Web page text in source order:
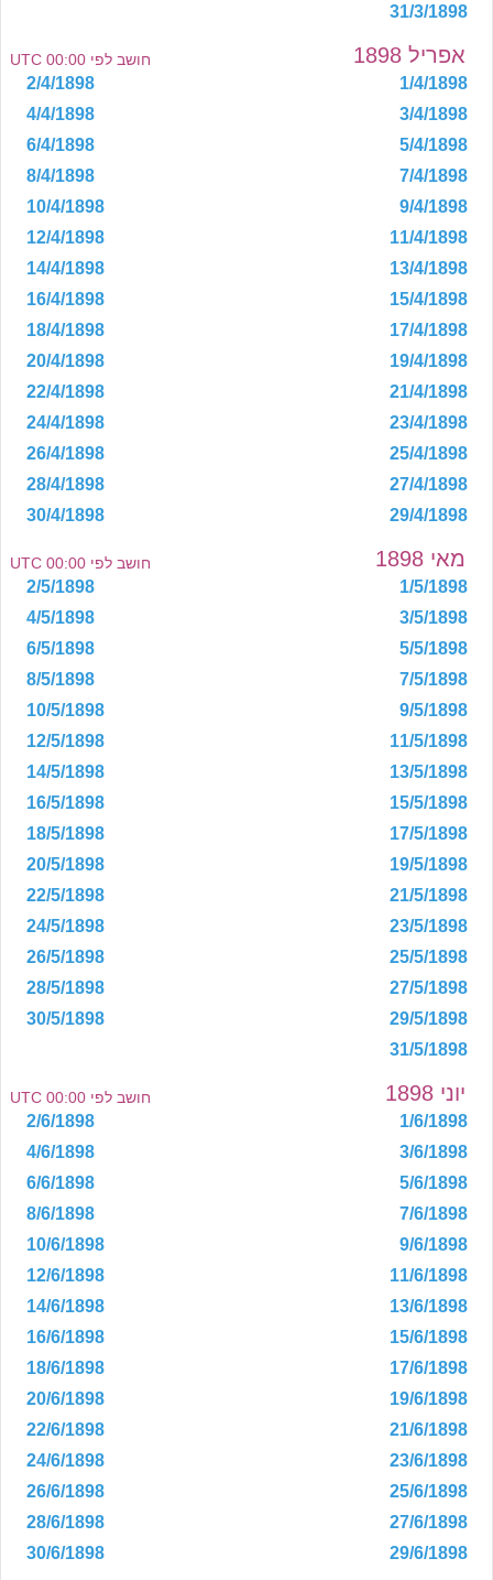
31/3/1898
אפריל 1898 חושב לפי 00:00 UTC
1/4/1898
2/4/1898
3/4/1898
4/4/1898
5/4/1898
6/4/1898
7/4/1898
8/4/1898
9/4/1898
10/4/1898
11/4/1898
12/4/1898
13/4/1898
14/4/1898
15/4/1898
16/4/1898
17/4/1898
18/4/1898
19/4/1898
20/4/1898
21/4/1898
22/4/1898
23/4/1898
24/4/1898
25/4/1898
26/4/1898
27/4/1898
28/4/1898
29/4/1898
30/4/1898
מאי 1898 חושב לפי 00:00 UTC
1/5/1898
2/5/1898
3/5/1898
4/5/1898
5/5/1898
6/5/1898
7/5/1898
8/5/1898
9/5/1898
10/5/1898
11/5/1898
12/5/1898
13/5/1898
14/5/1898
15/5/1898
16/5/1898
17/5/1898
18/5/1898
19/5/1898
20/5/1898
21/5/1898
22/5/1898
23/5/1898
24/5/1898
25/5/1898
26/5/1898
27/5/1898
28/5/1898
29/5/1898
30/5/1898
31/5/1898
יוני 1898 חושב לפי 00:00 UTC
1/6/1898
2/6/1898
3/6/1898
4/6/1898
5/6/1898
6/6/1898
7/6/1898
8/6/1898
9/6/1898
10/6/1898
11/6/1898
12/6/1898
13/6/1898
14/6/1898
15/6/1898
16/6/1898
17/6/1898
18/6/1898
19/6/1898
20/6/1898
21/6/1898
22/6/1898
23/6/1898
24/6/1898
25/6/1898
26/6/1898
27/6/1898
28/6/1898
29/6/1898
30/6/1898